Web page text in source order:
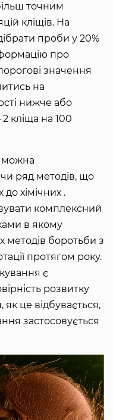
точним
кліщів. На
проби у 20%
про
значення
на
нижче або
кліща на 100
можна
ряд методів, що
до хімічних .
комплексний
в якому
методів боротьби з
протягом року.
є
розвитку
як це відбувається,
застосовується